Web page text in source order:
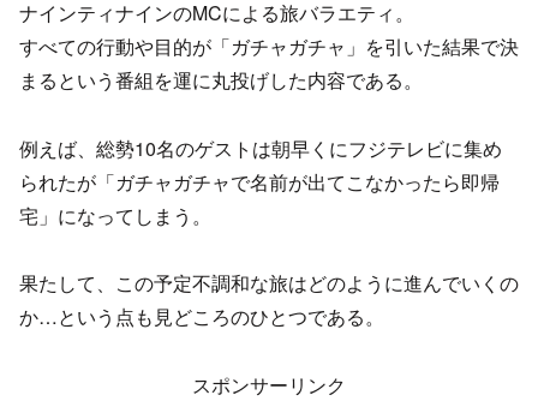
ナインティナインのMCによる旅バラエティ。
すべての行動や目的が「ガチャガチャ」を引いた結果で決
まるという番組を運に丸投げした内容である。
例えば、総勢10名のゲストは朝早くにフジテレビに集め
られたが「ガチャガチャで名前が出てこなかったら即帰
宅」になってしまう。
果たして、この予定不調和な旅はどのように進んでいくの
か…という点も見どころのひとつである。
スポンサーリンク